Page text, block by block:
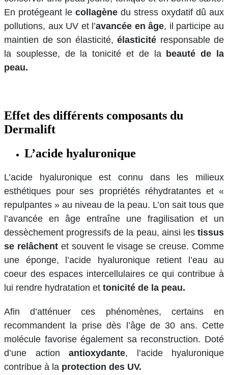
En protégeant le collagène du stress oxydatif dû aux
pollutions, aux UV et l’avancée en âge, il participe au
maintien de son élasticité, élasticité responsable de
la souplesse, de la tonicité et de labeauté de la
peau.
Effet des différents composants du
Dermalift
L’acide hyaluronique
L’acide hyaluronique est connu dans les milieux
esthétiques pour ses propriétés réhydratantes et «
repulpantes » au niveau de la peau. L’on sait tous que
l’avancée en âge entraîne une fragilisation et un
dessèchement progressifs de la peau, ainsi les tissus
se relâchentet souvent le visage se creuse. Comme
une éponge, l’acide hyaluronique retient l’eau au
coeur des espaces intercellulaires ce qui contribue à
lui rendre hydratation et tonicité de la peau.
Afin d’atténuer ces phénomènes, certains en
recommandent la prise dès l’âge de 30 ans. Cette
molécule favorise également sa reconstruction. Doté
d’une action antioxydante, l’acide hyaluronique
contribue à la protection des UV.